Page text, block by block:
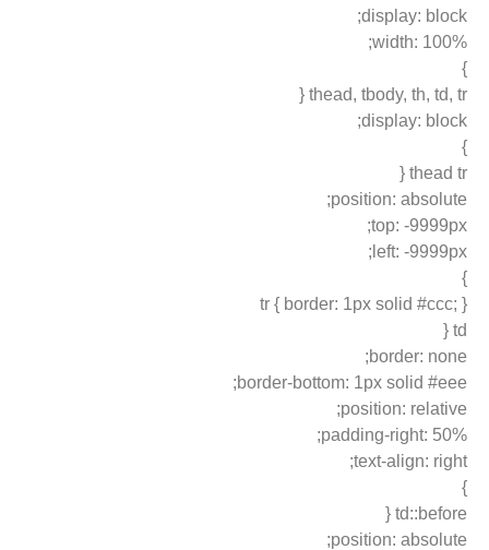
display: block;
width: 100%;
}
thead, tbody, th, td, tr {
display: block;
}
thead tr {
position: absolute;
top: -9999px;
left: -9999px;
}
tr { border: 1px solid #ccc; }
td {
border: none;
border-bottom: 1px solid #eee;
position: relative;
padding-right: 50%;
text-align: right;
}
td::before {
position: absolute;